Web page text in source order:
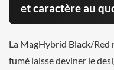
et caractère au
La MagHybrid Black/Red
fumé laisse deviner le